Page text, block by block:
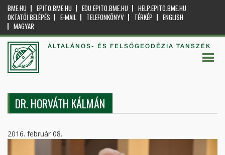
BME.HU EPITO.BME.HU EDU.EPITO.BME.HU
HELP.EPITO.BME.HU
OKTATÓI BELÉPÉS
E-MAIL TELEFONKÖNYV TÉRKÉP
ENGLISH
MAGYAR
ÁLTALÁNOS- ÉS FELSŐGEODÉZIA TANSZÉK
DR. HORVÁTH KÁLMÁN
2016. február 08.